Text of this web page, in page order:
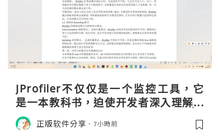
JProfiler不仅仅是一个监控工具，它
是一本教科书，迫使开发者深入理解JV
M的内存模型、垃圾回收机制和并发原
理。通过直观的可视化数据，它将抽象
正版软件分享 7小時前